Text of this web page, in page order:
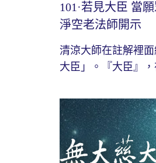
101·若見大臣 當
淨空老法師開示
清涼大師在註解裡
大臣」。『大臣』